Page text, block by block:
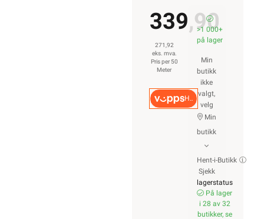
339,90
271,92
eks. mva.
Pris per 50
Meter
Hurtigkasse
>1 000+
på lager
Min
butikk
ikke
valgt,
velg
Min
butikk
Hent-i-Butikk
Sjekk
lagerstatus
På lager
i 28 av 32
butikker, se